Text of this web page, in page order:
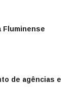
Fluminense
de agências e